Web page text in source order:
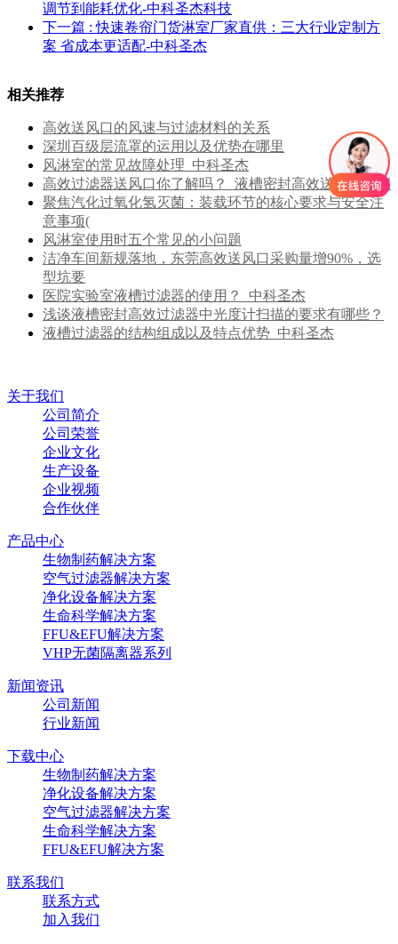
调节到能耗优化-中科圣杰科技
下一篇 : 快速卷帘门货淋室厂家直供：三大行业定制方
案 省成本更适配-中科圣杰
相关推荐
高效送风口的风速与过滤材料的关系
深圳百级层流罩的运用以及优势在哪里
风淋室的常见故障处理_中科圣杰
高效过滤器送风口你了解吗？_液槽密封高效送风口厂家
聚焦汽化过氧化氢灭菌：装载环节的核心要求与安全注
意事项(
风淋室使用时五个常见的小问题
洁净车间新规落地，东莞高效送风口采购量增90%，选
型坑要
医院实验室液槽过滤器的使用？_中科圣杰
浅谈液槽密封高效过滤器中光度计扫描的要求有哪些？
液槽过滤器的结构组成以及特点优势_中科圣杰
关于我们
公司简介
公司荣誉
企业文化
生产设备
企业视频
合作伙伴
产品中心
生物制药解决方案
空气过滤器解决方案
净化设备解决方案
生命科学解决方案
FFU&EFU解决方案
VHP无菌隔离器系列
新闻资讯
公司新闻
行业新闻
下载中心
生物制药解决方案
净化设备解决方案
空气过滤器解决方案
生命科学解决方案
FFU&EFU解决方案
联系我们
联系方式
加入我们